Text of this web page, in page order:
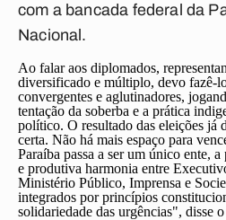
com a bancada federal da
Nacional.
Ao falar aos diplomados,
diversificado e múltiplo, devo fazê-
convergentes e aglutinadores,
tentação da soberba e a prática
político. O resultado das eleições já
certa. Não há mais espaço para
Paraíba passa a ser um único ente,
e produtiva harmonia entre
Ministério Público, Imprensa e
integrados por princípios
solidariedade das urgências", disse o